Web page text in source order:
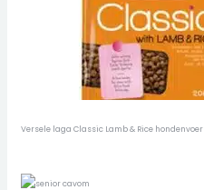
Versele laga Classic Lamb & Rice hondenvoer